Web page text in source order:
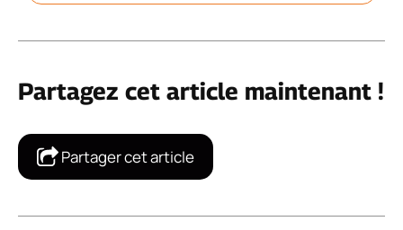
Partagez cet article maintenant !
Partager cet article